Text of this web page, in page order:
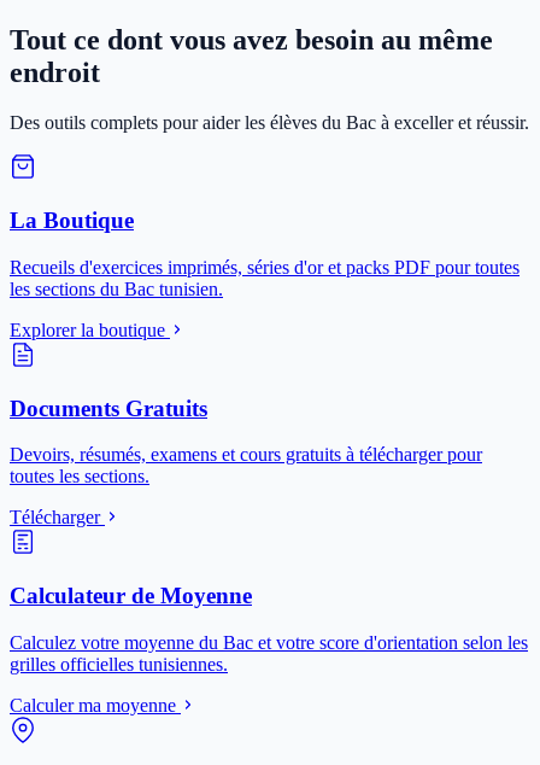
Tout ce dont vous avez besoin au même
endroit
Des outils complets pour aider les élèves du Bac à exceller et réussir.
La Boutique
Recueils d'exercices imprimés, séries d'or et packs PDF pour toutes
les sections du Bac tunisien.
Explorer la boutique
Documents Gratuits
Devoirs, résumés, examens et cours gratuits à télécharger pour
toutes les sections.
Télécharger
Calculateur de Moyenne
Calculez votre moyenne du Bac et votre score d'orientation selon les
grilles officielles tunisiennes.
Calculer ma moyenne